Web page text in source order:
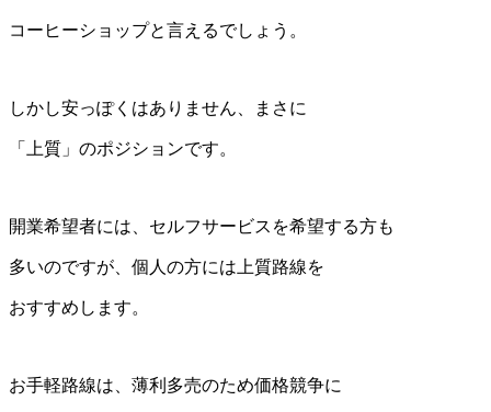
コーヒーショップと言えるでしょう。
しかし安っぽくはありません、まさに
「上質」のポジションです。
開業希望者には、セルフサービスを希望する方も
多いのですが、個人の方には上質路線を
おすすめします。
お手軽路線は、薄利多売のため価格競争に